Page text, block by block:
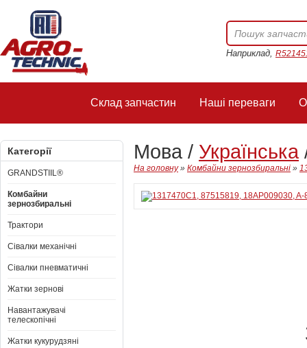
Наприклад,
Склад запчастин Наші переваги
Категорії
GRANDSTIIL®
Комбайни
зернозбиральні
Трактори
Сівалки механічні
Сівалки пневматичні
Жатки зернові
Навантажувачі
телескопічні
Жатки кукурудзяні
Мова / Українська
На головну» Комбайни зернозбиральні »